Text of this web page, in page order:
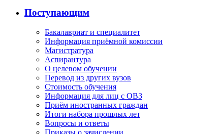
Поступающим
Бакалавриат и специалитет
Информация приёмной комиссии
Магистратура
Аспирантура
О целевом обучении
Перевод из других вузов
Стоимость обучения
Информация для лиц с ОВЗ
Приём иностранных граждан
Итоги набора прошлых лет
Вопросы и ответы
Приказы о зачислении